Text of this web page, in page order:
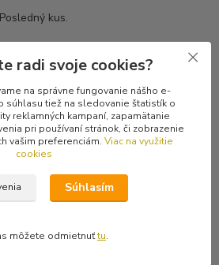
kus.
6:50
Stars 7:10
7:39
radi svoje cookies?
na správne fungovanie nášho e-
súhlasu tiež na sledovanie štatistík o
reklamných kampaní, zapamätanie
pri používaní stránok, či zobrazenie
vašim preferenciám. Viac na využitie
cookies
Súhlasím
môžete odmietnuťtu.